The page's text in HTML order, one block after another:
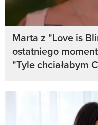
Marta z "Love is
ostatniego
"Tyle chciałabym